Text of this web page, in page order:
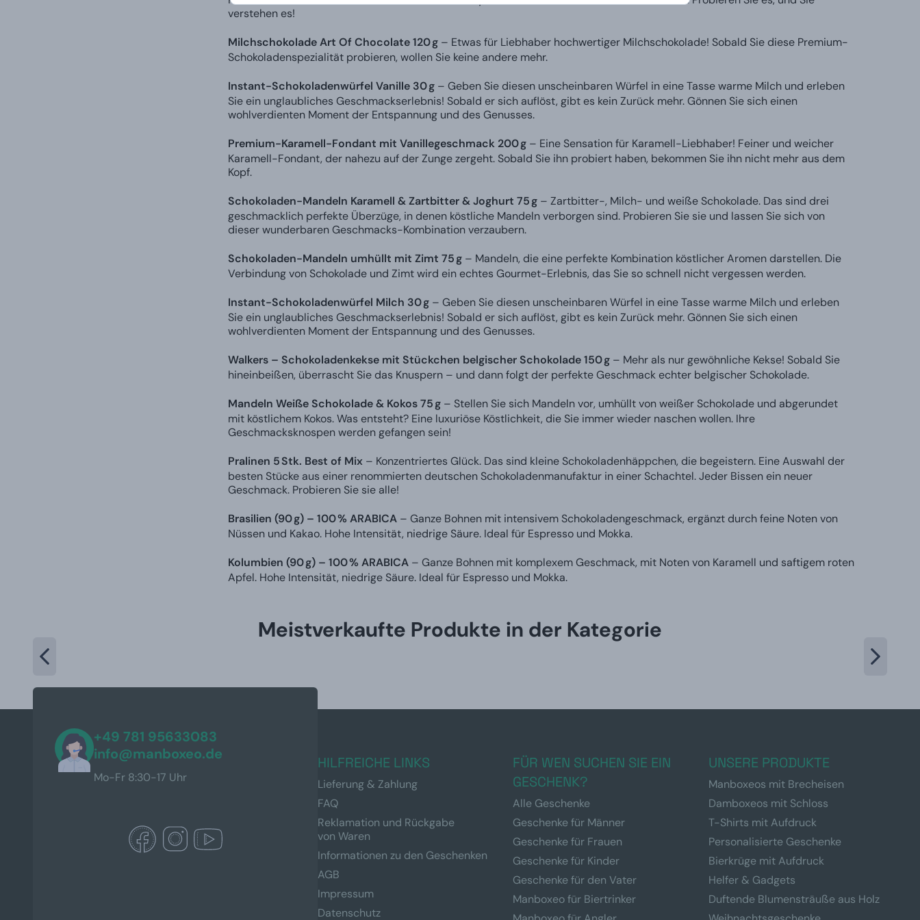
verstehen es!
Milchschokolade Art Of Chocolate 120 g– Etwas für Liebhaber hochwertiger Milchschokolade! Sobald Sie diese Premium-
Schokoladenspezialität probieren, wollen Sie keine andere mehr.
Instant-Schokoladenwürfel Vanille 30 g– Geben Sie diesen unscheinbaren Würfel in eine Tasse warme Milch und erleben
Sie ein unglaubliches Geschmackserlebnis! Sobald er sich auflöst, gibt es kein Zurück mehr. Gönnen Sie sich einen
wohlverdienten Moment der Entspannung und des Genusses.
Premium-Karamell-Fondant mit Vanillegeschmack 200 g– Eine Sensation für Karamell-Liebhaber! Feiner und weicher
Karamell-Fondant, der nahezu auf der Zunge zergeht. Sobald Sie ihn probiert haben, bekommen Sie ihn nicht mehr aus dem
Kopf.
Schokoladen-Mandeln Karamell & Zartbitter & Joghurt 75 g– Zartbitter-, Milch- und weiße Schokolade. Das sind drei
geschmacklich perfekte Überzüge, in denen köstliche Mandeln verborgen sind. Probieren Sie sie und lassen Sie sich von
dieser wunderbaren Geschmacks-Kombination verzaubern.
Schokoladen-Mandeln umhüllt mit Zimt 75 g– Mandeln, die eine perfekte Kombination köstlicher Aromen darstellen. Die
Verbindung von Schokolade und Zimt wird ein echtes Gourmet-Erlebnis, das Sie so schnell nicht vergessen werden.
Instant-Schokoladenwürfel Milch 30 g– Geben Sie diesen unscheinbaren Würfel in eine Tasse warme Milch und erleben
Sie ein unglaubliches Geschmackserlebnis! Sobald er sich auflöst, gibt es kein Zurück mehr. Gönnen Sie sich einen
wohlverdienten Moment der Entspannung und des Genusses.
Walkers – Schokoladenkekse mit Stückchen belgischer Schokolade 150 g– Mehr als nur gewöhnliche Kekse! Sobald Sie
hineinbeißen, überrascht Sie das Knuspern – und dann folgt der perfekte Geschmack echter belgischer Schokolade.
Mandeln Weiße Schokolade & Kokos 75 g– Stellen Sie sich Mandeln vor, umhüllt von weißer Schokolade und abgerundet
mit köstlichem Kokos. Was entsteht? Eine luxuriöse Köstlichkeit, die Sie immer wieder naschen wollen. Ihre
Geschmacksknospen werden gefangen sein!
Pralinen 5 Stk. Best of Mix – Konzentriertes Glück. Das sind kleine Schokoladenhäppchen, die begeistern. Eine Auswahl der
besten Stücke aus einer renommierten deutschen Schokoladenmanufaktur in einer Schachtel. Jeder Bissen ein neuer
Geschmack. Probieren Sie sie alle!
Brasilien (90 g) – 100 % ARABICA– Ganze Bohnen mit intensivem Schokoladengeschmack, ergänzt durch feine Noten von
Nüssen und Kakao. Hohe Intensität, niedrige Säure. Ideal für Espresso und Mokka.
Kolumbien (90 g) – 100 % ARABICA– Ganze Bohnen mit komplexem Geschmack, mit Noten von Karamell und saftigem roten
Apfel. Hohe Intensität, niedrige Säure. Ideal für Espresso und Mokka.
Meistverkaufte Produkte in der Kategorie
+49 781 95633083
info@manboxeo.de
Mo-Fr 8:30-17 Uhr
HILFREICHE LINKS
Lieferung & Zahlung
FAQ
Reklamation und Rückgabe
von Waren
Informationen zu den Geschenken
AGB
Impressum
Datenschutz
FÜR WEN SUCHEN SIE EIN
GESCHENK?
Alle Geschenke
Geschenke für Männer
Geschenke für Frauen
Geschenke für Kinder
Geschenke für den Vater
Manboxeo für Biertrinker
UNSERE PRODUKTE
Manboxeos mit Brecheisen
Damboxeos mit Schloss
T-Shirts mit Aufdruck
Personalisierte Geschenke
Bierkrüge mit Aufdruck
Helfer & Gadgets
Duftende Blumensträuße aus Holz